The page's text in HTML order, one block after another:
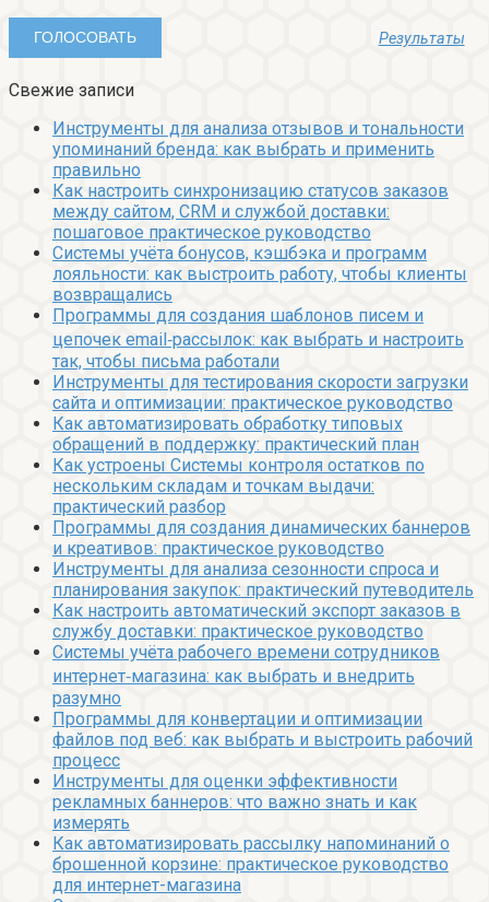
Результаты
Свежие записи
Инструменты для анализа отзывов и тональности
упоминаний бренда: как выбрать и применить
правильно
Как настроить синхронизацию статусов заказов
между сайтом, CRM и службой доставки:
пошаговое практическое руководство
Системы учёта бонусов, кэшбэка и программ
лояльности: как выстроить работу, чтобы клиенты
возвращались
Программы для создания шаблонов писем и
цепочек email‑рассылок: как выбрать и настроить
так, чтобы письма работали
Инструменты для тестирования скорости загрузки
сайта и оптимизации: практическое руководство
Как автоматизировать обработку типовых
обращений в поддержку: практический план
Как устроены Системы контроля остатков по
нескольким складам и точкам выдачи:
практический разбор
Программы для создания динамических баннеров
и креативов: практическое руководство
Инструменты для анализа сезонности спроса и
планирования закупок: практический путеводитель
Как настроить автоматический экспорт заказов в
службу доставки: практическое руководство
Системы учёта рабочего времени сотрудников
интернет‑магазина: как выбрать и внедрить
разумно
Программы для конвертации и оптимизации
файлов под веб: как выбрать и выстроить рабочий
процесс
Инструменты для оценки эффективности
рекламных баннеров: что важно знать и как
измерять
Как автоматизировать рассылку напоминаний о
брошенной корзине: практическое руководство
для интернет-магазина